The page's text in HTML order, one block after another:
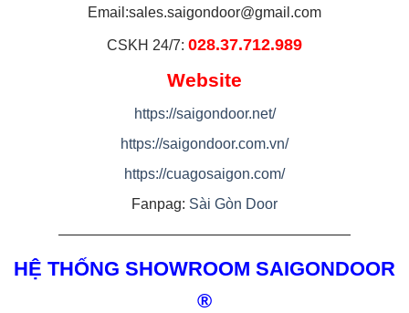
Email:sales.saigondoor@gmail.com
CSKH 24/7: 028.37.712.989
Website
https://saigondoor.net/
https://saigondoor.com.vn/
https://cuagosaigon.com/
Fanpag: Sài Gòn Door
————————————————————
HỆ THỐNG SHOWROOM SAIGONDOOR
®